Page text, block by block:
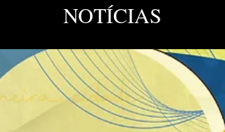
NOTÍCIAS